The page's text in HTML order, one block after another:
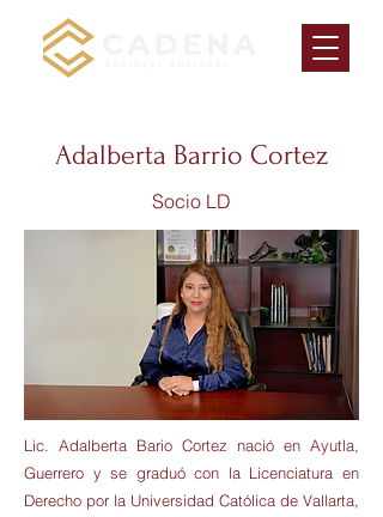
Adalberta Barrio Cortez
Socio LD
Lic. Adalberta Bario Cortez nació en Ayutla,
Guerrero y se graduó con la Licenciatura en
Derecho por la Universidad Católica de Vallarta,